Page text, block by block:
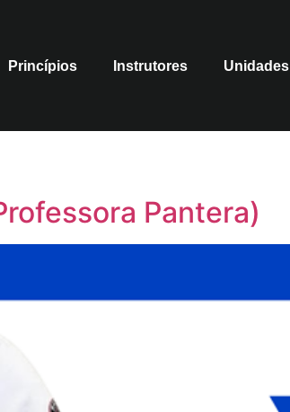
Princípios Instrutores Unidades
Pantera)